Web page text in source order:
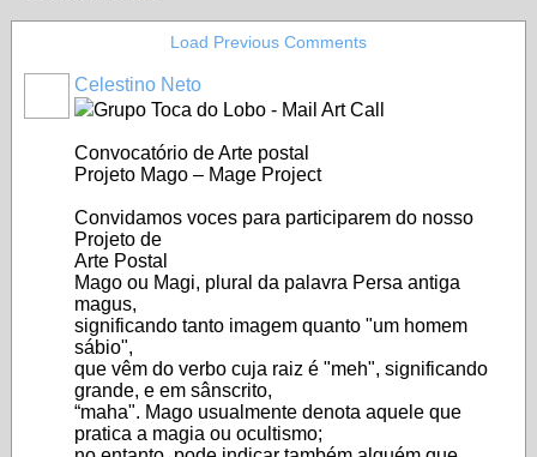
Load Previous Comments
Celestino Neto
Grupo Toca do Lobo - Mail Art Call
Convocatório de Arte postal
Projeto Mago – Mage Project
Convidamos voces para participarem do nosso
Projeto de
Arte Postal
Mago ou Magi, plural da palavra Persa antiga
magus,
significando tanto imagem quanto "um homem
sábio",
que vêm do verbo cuja raiz é "meh", significando
grande, e em sânscrito,
“maha". Mago usualmente denota aquele que
pratica a magia ou ocultismo;